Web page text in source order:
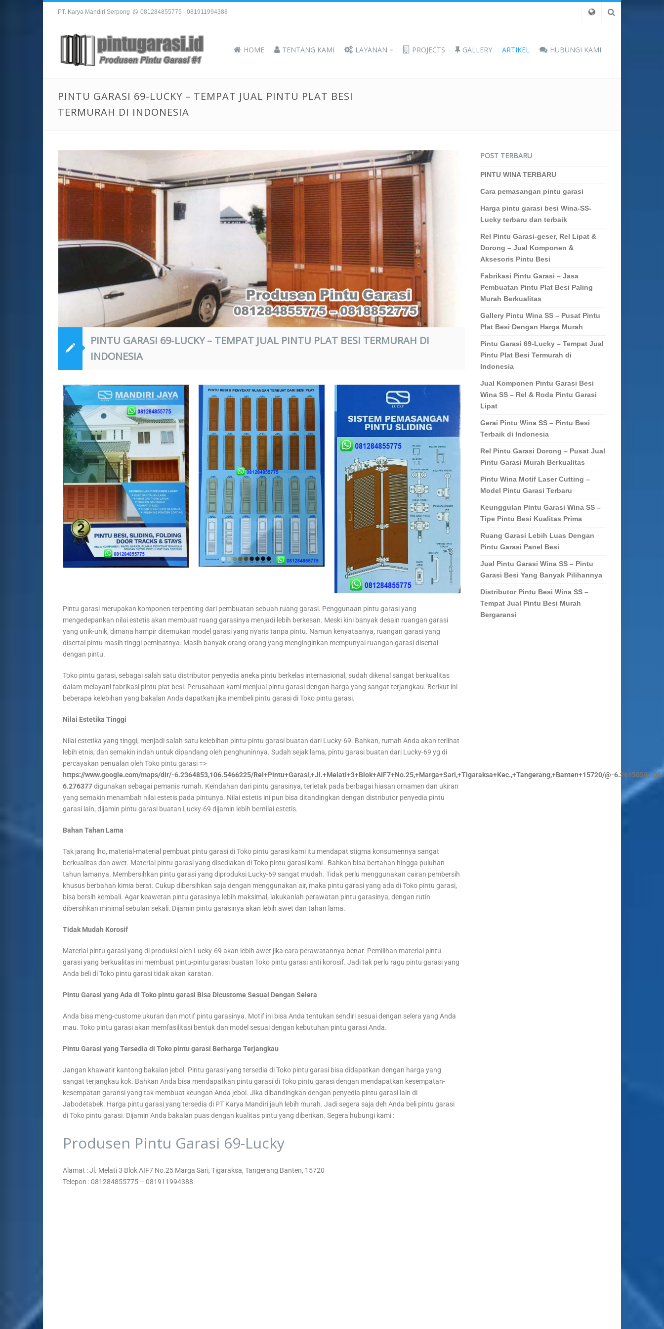
PT. Karya Mandiri Serpong 081284855775 - 081911994388
HOME TENTANG KAMI LAYANAN PROJECTS GALLERY ARTIKEL HUBUNGI KAMI
PINTU GARASI 69-LUCKY – TEMPAT JUAL PINTU PLAT BESI
TERMURAH DI INDONESIA
PINTU GARASI 69-LUCKY – TEMPAT JUAL PINTU PLAT BESI TERMURAH DI
INDONESIA
Pintu garasi merupakan komponen terpenting dari pembuatan sebuah ruang garasi. Penggunaan pintu garasi yang
mengedepankan nilai estetis akan membuat ruang garasinya menjadi lebih berkesan. Meski kini banyak desain ruangan garasi
yang unik-unik, dimana hampir ditemukan model garasi yang nyaris tanpa pintu. Namun kenyataanya, ruangan garasi yang
disertai pintu masih tinggi peminatnya. Masih banyak orang-orang yang menginginkan mempunyai ruangan garasi disertai
dengan pintu.
Toko pintu garasi, sebagai salah satu distributor penyedia aneka pintu berkelas internasional, sudah dikenal sangat berkualitas
dalam melayani fabrikasi pintu plat besi. Perusahaan kami menjual pintu garasi dengan harga yang sangat terjangkau. Berikut ini
beberapa kelebihan yang bakalan Anda dapatkan jika membeli pintu garasi di Toko pintu garasi.
Nilai Estetika Tinggi
Nilai estetika yang tinggi, menjadi salah satu kelebihan pintu-pintu garasi buatan dari Lucky-69. Bahkan, rumah Anda akan terlihat
lebih etnis, dan semakin indah untuk dipandang oleh penghuninnya. Sudah sejak lama, pintu garasi buatan dari Lucky-69 yg di
percayakan penualan oleh Toko pintu garasi =>
https://www.google.com/maps/dir/-6.2364853,106.5466225/Rel+Pintu+Garasi,+Jl.+Melati+3+Blok+AIF7+No.25,+Marga+Sari,+Tigaraksa+Kec.,+Tangerang,+Banten+15720/@-
6.276377digunakan sebagai pemanis rumah. Keindahan dari pintu garasinya, terletak pada berbagai hiasan ornamen dan ukiran
yang semakin menambah nilai estetis pada pintunya. Nilai estetis ini pun bisa ditandingkan dengan distributor penyedia pintu
garasi lain, dijamin pintu garasi buatan Lucky-69 dijamin lebih bernilai estetis.
Bahan Tahan Lama
Tak jarang lho, material-material pembuat pintu garasi di Toko pintu garasi kami itu mendapat stigma konsumennya sangat
berkualitas dan awet. Material pintu garasi yang disediakan di Toko pintu garasi kami . Bahkan bisa bertahan hingga puluhan
tahun lamanya. Membersihkan pintu garasi yang diproduksi Lucky-69 sangat mudah. Tidak perlu menggunakan cairan pembersih
khusus berbahan kimia berat. Cukup dibersihkan saja dengan menggunakan air, maka pintu garasi yang ada di Toko pintu garasi,
bisa bersih kembali. Agar keawetan pintu garasinya lebih maksimal, lakukanlah perawatan pintu garasinya, dengan rutin
dibersihkan minimal sebulan sekali. Dijamin pintu garasinya akan lebih awet dan tahan lama.
Tidak Mudah Korosif
Material pintu garasi yang di produksi oleh Lucky-69 akan lebih awet jika cara perawatannya benar. Pemilihan material pintu
garasi yang berkualitas ini membuat pintu-pintu garasi buatan Toko pintu garasi anti korosif. Jadi tak perlu ragu pintu garasi yang
Anda beli di Toko pintu garasi tidak akan karatan.
Pintu Garasi yang Ada di Toko pintu garasi Bisa Dicustome Sesuai Dengan Selera
Anda bisa meng-custome ukuran dan motif pintu garasinya. Motif ini bisa Anda tentukan sendiri sesuai dengan selera yang Anda
mau. Toko pintu garasi akan memfasilitasi bentuk dan model sesuai dengan kebutuhan pintu garasi Anda.
Pintu Garasi yang Tersedia di Toko pintu garasi Berharga Terjangkau
Jangan khawatir kantong bakalan jebol. Pintu garasi yang tersedia di Toko pintu garasi bisa didapatkan dengan harga yang
sangat terjangkau kok. Bahkan Anda bisa mendapatkan pintu garasi di Toko pintu garasi dengan mendapatkan kesempatan-
kesempatan garansi yang tak membuat keungan Anda jebol. Jika dibandingkan dengan penyedia pintu garasi lain di
Jabodetabek. Harga pintu garasi yang tersedia di PT Karya Mandiri jauh lebih murah. Jadi segera saja deh Anda beli pintu garasi
di Toko pintu garasi. Dijamin Anda bakalan puas dengan kualitas pintu yang diberikan. Segera hubungi kami :
Produsen Pintu Garasi 69-Lucky
Alamat : Jl. Melati 3 Blok AIF7 No.25 Marga Sari, Tigaraksa, Tangerang Banten, 15720
Telepon : 081284855775 – 081911994388
POST TERBARU
PINTU WINA TERBARU
Cara pemasangan pintu garasi
Harga pintu garasi besi Wina-SS-
Lucky terbaru dan terbaik
Rel Pintu Garasi-geser, Rel Lipat &
Dorong – Jual Komponen &
Aksesoris Pintu Besi
Fabrikasi Pintu Garasi – Jasa
Pembuatan Pintu Plat Besi Paling
Murah Berkualitas
Gallery Pintu Wina SS – Pusat Pintu
Plat Besi Dengan Harga Murah
Pintu Garasi 69-Lucky – Tempat Jual
Pintu Plat Besi Termurah di
Indonesia
Jual Komponen Pintu Garasi Besi
Wina SS – Rel & Roda Pintu Garasi
Lipat
Gerai Pintu Wina SS – Pintu Besi
Terbaik di Indonesia
Rel Pintu Garasi Dorong – Pusat Jual
Pintu Garasi Murah Berkualitas
Pintu Wina Motif Laser Cutting –
Model Pintu Garasi Terbaru
Keunggulan Pintu Garasi Wina SS –
Tipe Pintu Besi Kualitas Prima
Ruang Garasi Lebih Luas Dengan
Pintu Garasi Panel Besi
Jual Pintu Garasi Wina SS – Pintu
Garasi Besi Yang Banyak Pilihannya
Distributor Pintu Besi Wina SS –
Tempat Jual Pintu Besi Murah
Bergaransi